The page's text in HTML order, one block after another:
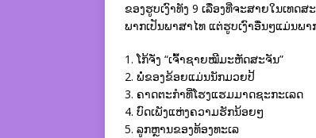
ຂອງຮູບເງົາທັງ 9 ເລື່່ອງທີ່ຈະສາຍໃນເທດສ
ພາກເປັນພາສາໄທ ແຕ່ຮູບເງົາອື່ນໆແມ່ນພ
1. ໂກ້ຈັ່ງ “ເຈົ້າຊາຍໝີມະຫັດສະຈັນ”
2. ພໍ່ຂອງຂ້ອຍແມ່ນນັກມວຍປ້
3. ຄາດຕະກຳທີ່ໂຮງແຮມມາດຊະກະເລດ
4. ບົດເພັງແຫ່ງຄວາມຮັກນ້ອຍໆ
5. ລູກຫຼານຂອງທ້ອງທະເລ